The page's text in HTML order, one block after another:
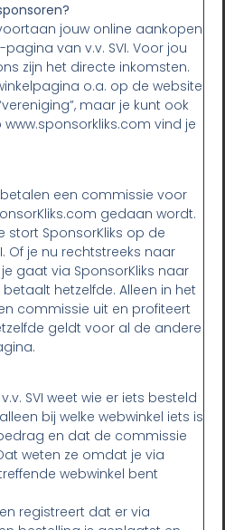
jouw online aankopen
van v.v. SVI. Voor jou
zijn het directe inkomsten.
o.a. op de website
maar je kunt ook
vind je
betalen een commissie voor
gedaan wordt.
stort SponsorKliks op de
Of je nu rechtstreeks naar
gaat via SponsorKliks naar
hetzelfde. Alleen in het
commissie uit en profiteert
geldt voor al de andere
SVI weet wie er iets besteld
bij welke webwinkel iets is
en dat de commissie
weten ze omdat je via
webwinkel bent
registreert dat er via